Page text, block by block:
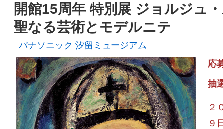
開館15周年 特別展 ジョルジュ
聖なる芸術とモデルニテ
パナソニック 汐留ミュージアム
応
抽
２
９